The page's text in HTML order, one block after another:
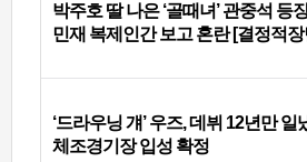
박주호 딸 나은 ‘골때녀’ 관중석 등
민재 복제인간 보고 혼란 [결정적장
‘드라우닝 걔’ 우즈, 데뷔 12년만
체조경기장 입성 확정